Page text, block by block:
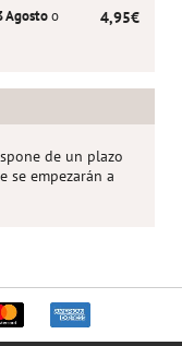
4,95€
Agostoo
de un plazo
se empezarán a